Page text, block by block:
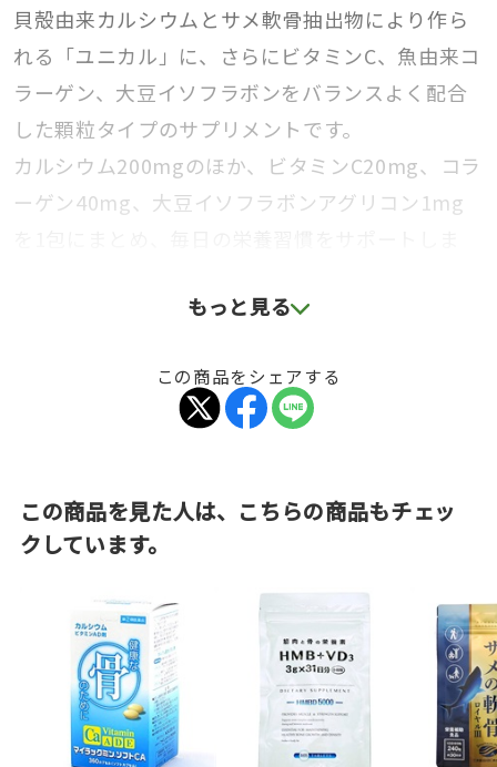
貝殻由来カルシウムとサメ軟骨抽出物により作ら
れる「ユニカル」に、さらにビタミンC、魚由来コ
ラーゲン、大豆イソフラボンをバランスよく配合
した顆粒タイプのサプリメントです。
カルシウム200mgのほか、ビタミンC20mg、コラ
ーゲン40mg、大豆イソフラボンアグリコン1mg
なしでも摂りやすいレモン風味。
スティック包装で携帯しやすく、日々の健康維持
カルシウムは骨や歯の形成に必要な栄養素であ
養素です。
日々の食事と合わせ、無理なく栄養バランスを整
えたい方におすすめです。
※吸収に関する記述は、当社比による原料に関す
る情報を基にしています。
もっと見る
この商品をシェアする
この商品を見た人は、こちらの商品もチェッ
クしています。